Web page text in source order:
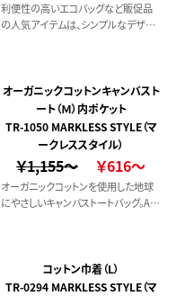
利便性の高いエコバッグなど販促品
の人気アイテムは、シンプルなデザイ
オーガニックコットンキャンバスト
ート（Ｍ）内ポケット
TR-1050 MARKLESS STYLE（マ
ークレススタイル）
￥1,155～ ￥616～
オーガニックコットンを使用した地球
にやさしいキャンバストートバッグ。A4
コットン巾着（L）
TR-0294 MARKLESS STYLE（マ